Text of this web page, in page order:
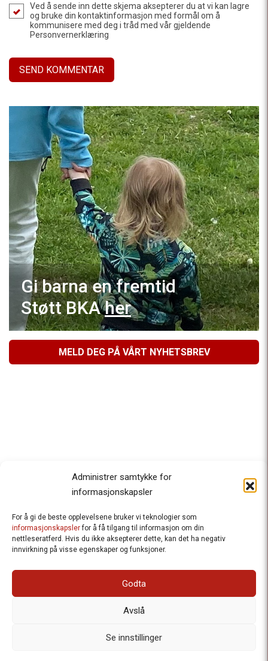
Administrer samtykke for
informasjonskapsler
For å gi de beste opplevelsene bruker vi teknologier som
informasjonskapslerfor å få tilgang til informasjon om din
nettleseratferd. Hvis du ikke aksepterer dette, kan det ha negativ
innvirkning på visse egenskaper og funksjoner.
Godta
Avslå
Se innstillinger
Ved å sende inn dette skjema aksepterer du at vi kan lagre
og bruke din kontaktinformasjon med formål om å
kommunisere med deg i tråd med vår gjeldende
Personvernerklæring
Gi barna en fremtid
Støtt BKAher
MELD DEG PÅ VÅRT NYHETSBREV
Besteforeldrenes klimaaksjon
Ansvarlig redaktør
: Halfdan Wiik |
: Postboks 1231 Vika, 0110 Oslo.
Organisasjonsnummer